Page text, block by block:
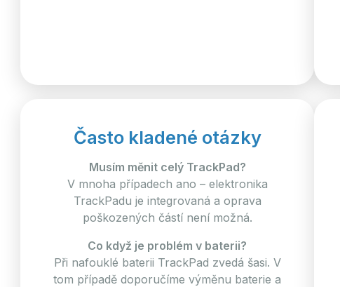
Často kladené otázky
Musím měnit celý TrackPad?
V mnoha případech ano – elektronika
TrackPadu je integrovaná a oprava
poškozených částí není možná.
Co když je problém v baterii?
Při nafouklé baterii TrackPad zvedá šasi. V
tom případě doporučíme výměnu baterie a